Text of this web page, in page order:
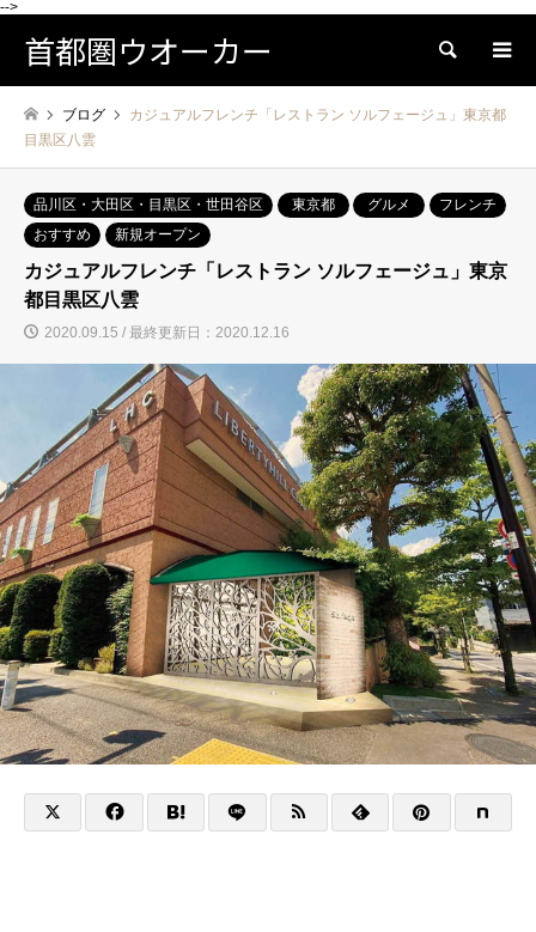
-->
首都圏ウオーカー 検索
ブログ
カジュアルフレンチ「レストラン ソルフェージュ」東京都
目黒区八雲
品川区・大田区・目黒区・世田谷区 東京都 グルメ
フレンチ
おすすめ
新規オープン
カジュアルフレンチ「レストラン ソルフェージュ」東京
都目黒区八雲
2020.09.15 / 最終更新日：2020.12.16